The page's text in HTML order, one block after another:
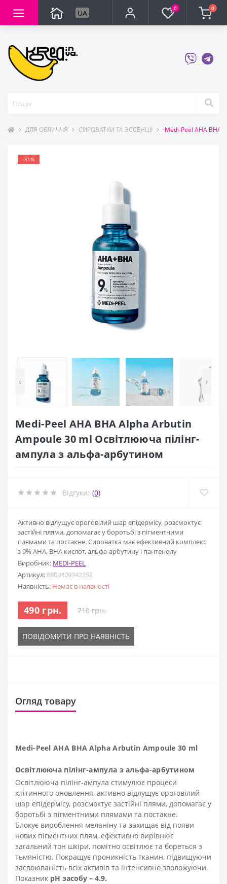
UA 0 0
ДЛЯ ОБЛИЧЧЯ СИРОВАТКИ ТА ЭССЕНЦІЇ Medi-Peel AHA BHA
-31%
‹ ›
Medi-Peel AHA BHA Alpha Arbutin
Ampoule 30 ml Освітлююча пілінг-
ампула з альфа-арбутином
Відгуки: (0)
Активно відлущує ороговілий шар епідермісу, розсмоктує
застійні плями, допомагає у боротьбі з пігментними
плямами та постакне. Сироватка має ефективний комплекс
з 9% AHA, BHA кислот, альфа-арбутину і пантенолу
Виробник: MEDI-PEEL
Артикул: 8809409342252
Наявність: Немає в наявності
490 грн. 710 грн.
ПОВІДОМИТИ ПРО НАЯВНІСТЬ
Огляд товару
Medi-Peel AHA BHA Alpha Arbutin Ampoule 30 ml
Освітлююча пілінг-ампула з альфа-арбутином
Освітлююча пілінг-ампула стимулює процеси
клітинного оновлення, активно відлущує ороговілий
шар епідермісу, розсмоктує застійні плями, допомагає у
боротьбі з пігментними плямами та постакне.
Блокує вироблення меланіну та захищає від появи
нових пігментних плям, ефективно вирівнює
загальний тон шкіри, помітно освітлює та бореться з
тьмяністю. Покращує проникність тканин, підвищуючи
засвоюваність всіх активів та інтенсивно зволожуючи.
Показник рН засобу – 4.9.